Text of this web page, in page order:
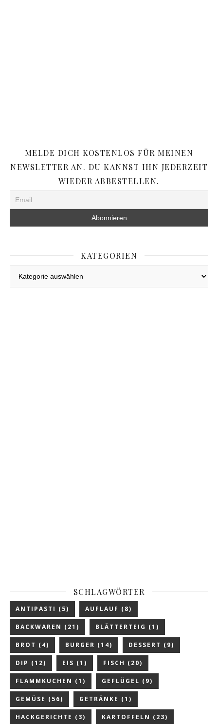
MELDE DICH KOSTENLOS FÜR MEINEN
NEWSLETTER AN. DU KANNST IHN JEDERZEIT
WIEDER ABBESTELLEN.
KATEGORIEN
SCHLAGWÖRTER
ANTIPASTI (5) AUFLAUF (8)
BACKWAREN (21) BLÄTTERTEIG (1)
BROT (4) BURGER (14) DESSERT (9)
DIP (12) EIS (1) FISCH (20)
FLAMMKUCHEN (1) GEFLÜGEL (9)
GEMÜSE (56) GETRÄNKE (1)
HACKGERICHTE (3) KARTOFFELN (23)